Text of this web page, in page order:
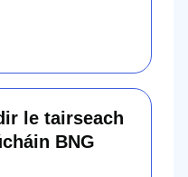
le tairseach
BNG